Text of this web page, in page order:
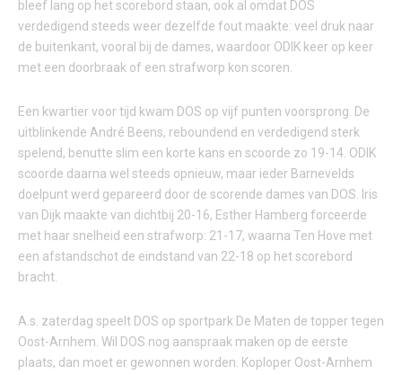
bleef lang op het scorebord staan, ook al omdat DOS
verdedigend steeds weer dezelfde fout maakte: veel druk naar
de buitenkant, vooral bij de dames, waardoor ODIK keer op keer
met een doorbraak of een strafworp kon scoren.
Een kwartier voor tijd kwam DOS op vijf punten voorsprong. De
uitblinkende André Beens, reboundend en verdedigend sterk
spelend, benutte slim een korte kans en scoorde zo 19-14. ODIK
scoorde daarna wel steeds opnieuw, maar ieder Barnevelds
doelpunt werd gepareerd door de scorende dames van DOS. Iris
van Dijk maakte van dichtbij 20-16, Esther Hamberg forceerde
met haar snelheid een strafworp: 21-17, waarna Ten Hove met
een afstandschot de eindstand van 22-18 op het scorebord
bracht.
A.s. zaterdag speelt DOS op sportpark De Maten de topper tegen
Oost-Arnhem. Wil DOS nog aanspraak maken op de eerste
plaats, dan moet er gewonnen worden. Koploper Oost-Arnhem